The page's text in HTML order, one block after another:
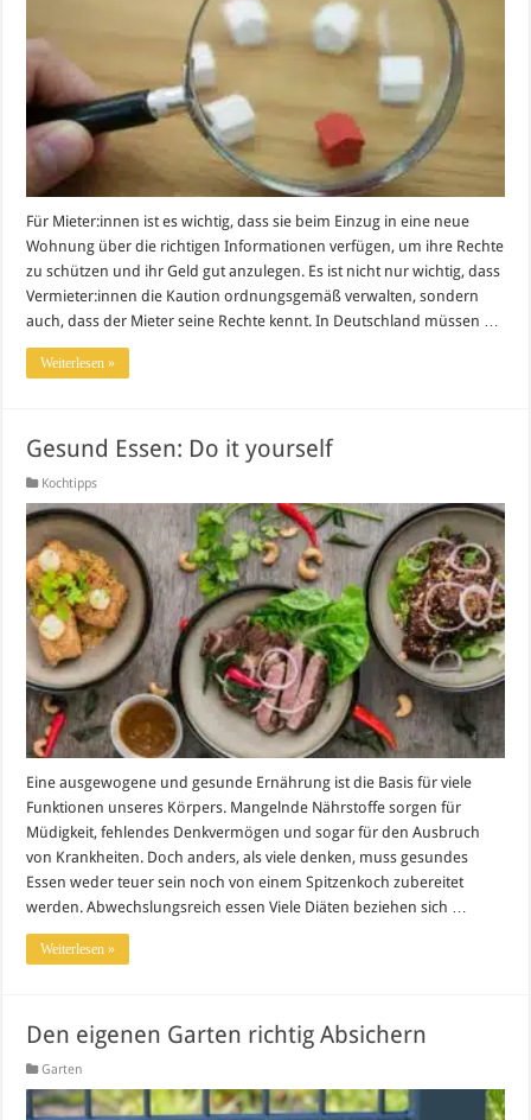
Für Mieter:innen ist es wichtig, dass sie beim Einzug in eine neue
Wohnung über die richtigen Informationen verfügen, um ihre Rechte
zu schützen und ihr Geld gut anzulegen. Es ist nicht nur wichtig, dass
Vermieter:innen die Kaution ordnungsgemäß verwalten, sondern
auch, dass der Mieter seine Rechte kennt. In Deutschland müssen …
Weiterlesen »
Gesund Essen: Do it yourself
Kochtipps
Eine ausgewogene und gesunde Ernährung ist die Basis für viele
Funktionen unseres Körpers. Mangelnde Nährstoffe sorgen für
Müdigkeit, fehlendes Denkvermögen und sogar für den Ausbruch
von Krankheiten. Doch anders, als viele denken, muss gesundes
Essen weder teuer sein noch von einem Spitzenkoch zubereitet
werden. Abwechslungsreich essen Viele Diäten beziehen sich …
Weiterlesen »
Den eigenen Garten richtig Absichern
Garten